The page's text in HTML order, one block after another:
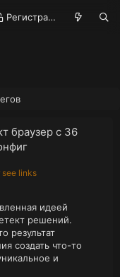
Регистрация
браузер с 36
see links
идеей
решений.
результат
создать что-то
и